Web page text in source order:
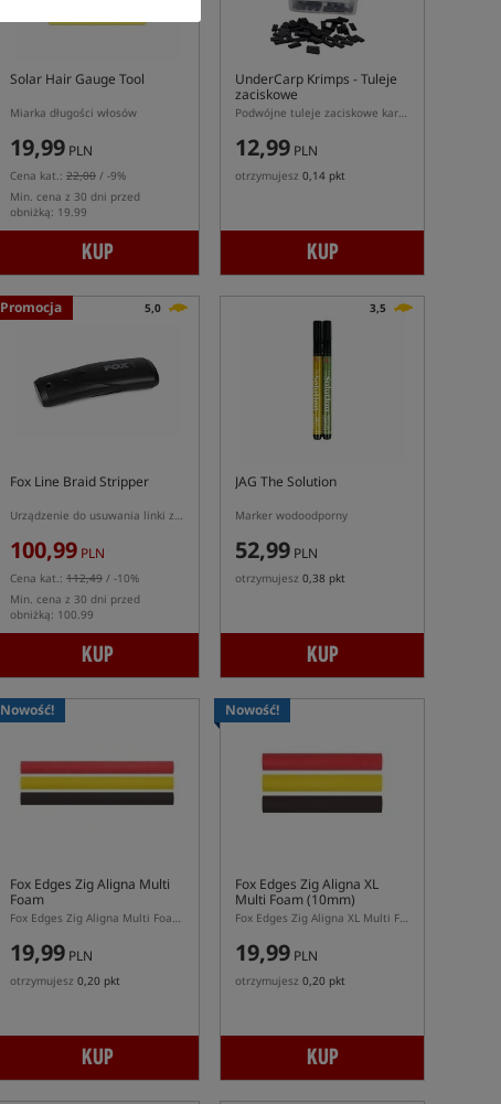
Solar Hair Gauge Tool
Miarka długości włosów
19,99 PLN
Cena kat.: 22,00 / -9%
Min. cena z 30 dni przed
obniżką: 19.99
KUP
UnderCarp Krimps - Tuleje
zaciskowe
Podwójne tuleje zaciskowe karpiowe UnderCarp do przyponów sztywnych
12,99 PLN
otrzymujesz 0,14 pkt
KUP
Promocja 5,0
Fox Line Braid Stripper
Urządzenie do usuwania linki ze szpuli kołowrotka
100,99 PLN
Cena kat.: 112,49 / -10%
Min. cena z 30 dni przed
obniżką: 100.99
KUP
3,5
JAG The Solution
Marker wodoodporny
52,99 PLN
otrzymujesz 0,38 pkt
KUP
Nowość!
Fox Edges Zig Aligna Multi
Foam
Fox Edges Zig Aligna Multi Foam – pianki do Zig Riga
19,99 PLN
otrzymujesz 0,20 pkt
KUP
Nowość!
Fox Edges Zig Aligna XL
Multi Foam (10mm)
Fox Edges Zig Aligna XL Multi Foam 10mm – pianki do Zig Riga w rozmiarze XL
19,99 PLN
otrzymujesz 0,20 pkt
KUP